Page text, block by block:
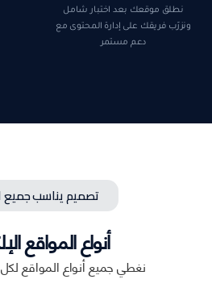
نطلق موقعك بعد اختبار شامل
ونزرّب فريقك على إدارة المحتوى مع
دعم مستمر
تصميم يناسب جميع
أنواع المواقع
نغطي جميع أنواع المواقع